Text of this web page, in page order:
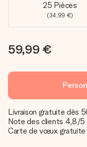
25 Pièces
(34,99 €)
59,99 €
Livraison gratuite dès
Note des clients 4,8/5
Carte de vœux gratuite